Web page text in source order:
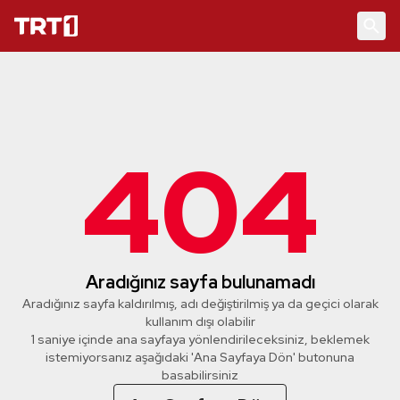
404
Aradığınız sayfa bulunamadı
Aradığınız sayfa kaldırılmış, adı değiştirilmiş ya da geçici olarak
kullanım dışı olabilir
1 saniye içinde ana sayfaya yönlendirileceksiniz, beklemek
istemiyorsanız aşağıdaki 'Ana Sayfaya Dön' butonuna
basabilirsiniz